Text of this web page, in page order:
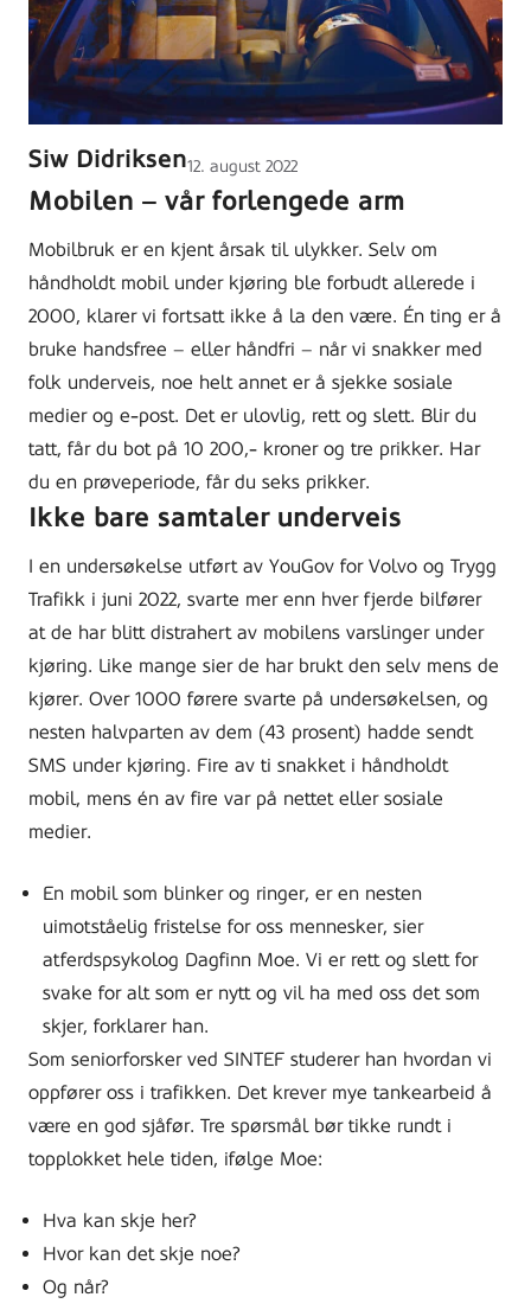
Siw DidriksenLagt
ut
på
12. august 2022
Mobilen – vår forlengede arm
Mobilbruk er en kjent årsak til ulykker. Selv om
håndholdt mobil under kjøring ble forbudt allerede i
2000, klarer vi fortsatt ikke å la den være. Én ting er å
bruke handsfree – eller håndfri – når vi snakker med
folk underveis, noe helt annet er å sjekke sosiale
medier og e-post. Det er ulovlig, rett og slett. Blir du
tatt, får du bot på 10 200,- kroner og tre prikker. Har
du en prøveperiode, får du seks prikker.
Ikke bare samtaler underveis
I en undersøkelse utført av YouGov for Volvo og Trygg
Trafikk i juni 2022, svarte mer enn hver fjerde bilfører
at de har blitt distrahert av mobilens varslinger under
kjøring. Like mange sier de har brukt den selv mens de
kjører. Over 1000 førere svarte på undersøkelsen, og
nesten halvparten av dem (43 prosent) hadde sendt
SMS under kjøring. Fire av ti snakket i håndholdt
mobil, mens én av fire var på nettet eller sosiale
medier.
En mobil som blinker og ringer, er en nesten
uimotståelig fristelse for oss mennesker, sier
atferdspsykolog Dagfinn Moe. Vi er rett og slett for
svake for alt som er nytt og vil ha med oss det som
skjer, forklarer han.
Som seniorforsker ved SINTEF studerer han hvordan vi
oppfører oss i trafikken. Det krever mye tankearbeid å
være en god sjåfør. Tre spørsmål bør tikke rundt i
topplokket hele tiden, ifølge Moe:
Hva kan skje her?
Hvor kan det skje noe?
Og når?